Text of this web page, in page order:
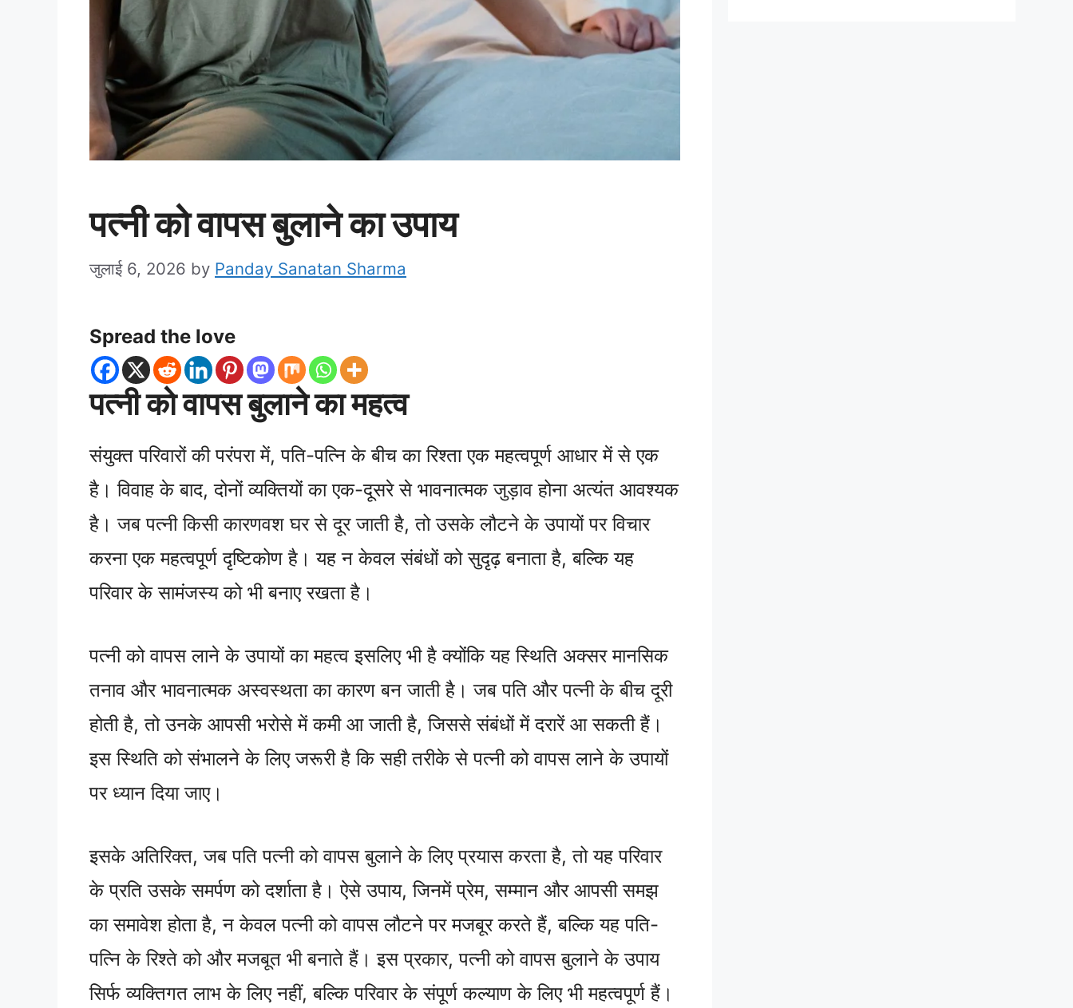
पत्नी को वापस बुलाने का उपाय
जुलाई 6, 2026 by Panday Sanatan Sharma
Spread the love
पत्नी को वापस बुलाने का महत्व
संयुक्त परिवारों की परंपरा में, पति-पत्नि के बीच का रिश्ता एक महत्वपूर्ण आधार में से एक
है। विवाह के बाद, दोनों व्यक्तियों का एक-दूसरे से भावनात्मक जुड़ाव होना अत्यंत आवश्यक
है। जब पत्नी किसी कारणवश घर से दूर जाती है, तो उसके लौटने के उपायों पर विचार
करना एक महत्वपूर्ण दृष्टिकोण है। यह न केवल संबंधों को सुदृढ़ बनाता है, बल्कि यह
परिवार के सामंजस्य को भी बनाए रखता है।
पत्नी को वापस लाने के उपायों का महत्व इसलिए भी है क्योंकि यह स्थिति अक्सर मानसिक
तनाव और भावनात्मक अस्वस्थता का कारण बन जाती है। जब पति और पत्नी के बीच दूरी
होती है, तो उनके आपसी भरोसे में कमी आ जाती है, जिससे संबंधों में दरारें आ सकती हैं।
इस स्थिति को संभालने के लिए जरूरी है कि सही तरीके से पत्नी को वापस लाने के उपायों
पर ध्यान दिया जाए।
इसके अतिरिक्त, जब पति पत्नी को वापस बुलाने के लिए प्रयास करता है, तो यह परिवार
के प्रति उसके समर्पण को दर्शाता है। ऐसे उपाय, जिनमें प्रेम, सम्मान और आपसी समझ
का समावेश होता है, न केवल पत्नी को वापस लौटने पर मजबूर करते हैं, बल्कि यह पति-
पत्नि के रिश्ते को और मजबूत भी बनाते हैं। इस प्रकार, पत्नी को वापस बुलाने के उपाय
सिर्फ व्यक्तिगत लाभ के लिए नहीं, बल्कि परिवार के संपूर्ण कल्याण के लिए भी महत्वपूर्ण हैं।